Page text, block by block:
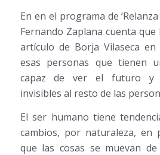
En en el programa de
Fernando Zaplana cuenta
artículo de Borja Vilaseca
esas personas que tienen
capaz de ver el futuro y
invisibles al resto de las
El ser humano tiene
cambios, por naturaleza, en
que las cosas se muevan